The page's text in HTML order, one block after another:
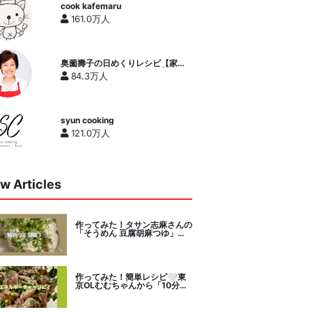
cook kafemaru
161.0万人
奥薗壽子の日めくりレシピ【家庭
料理研究家公式チャンネル】
84.3万人
syun cooking
121.0万人
Articles
作ってみた！タサン志麻さんの
「そうめん 豆腐胡麻つゆ」を
作ってみた！簡単レシピ🤍東
京OLむむちゃんから「10分で